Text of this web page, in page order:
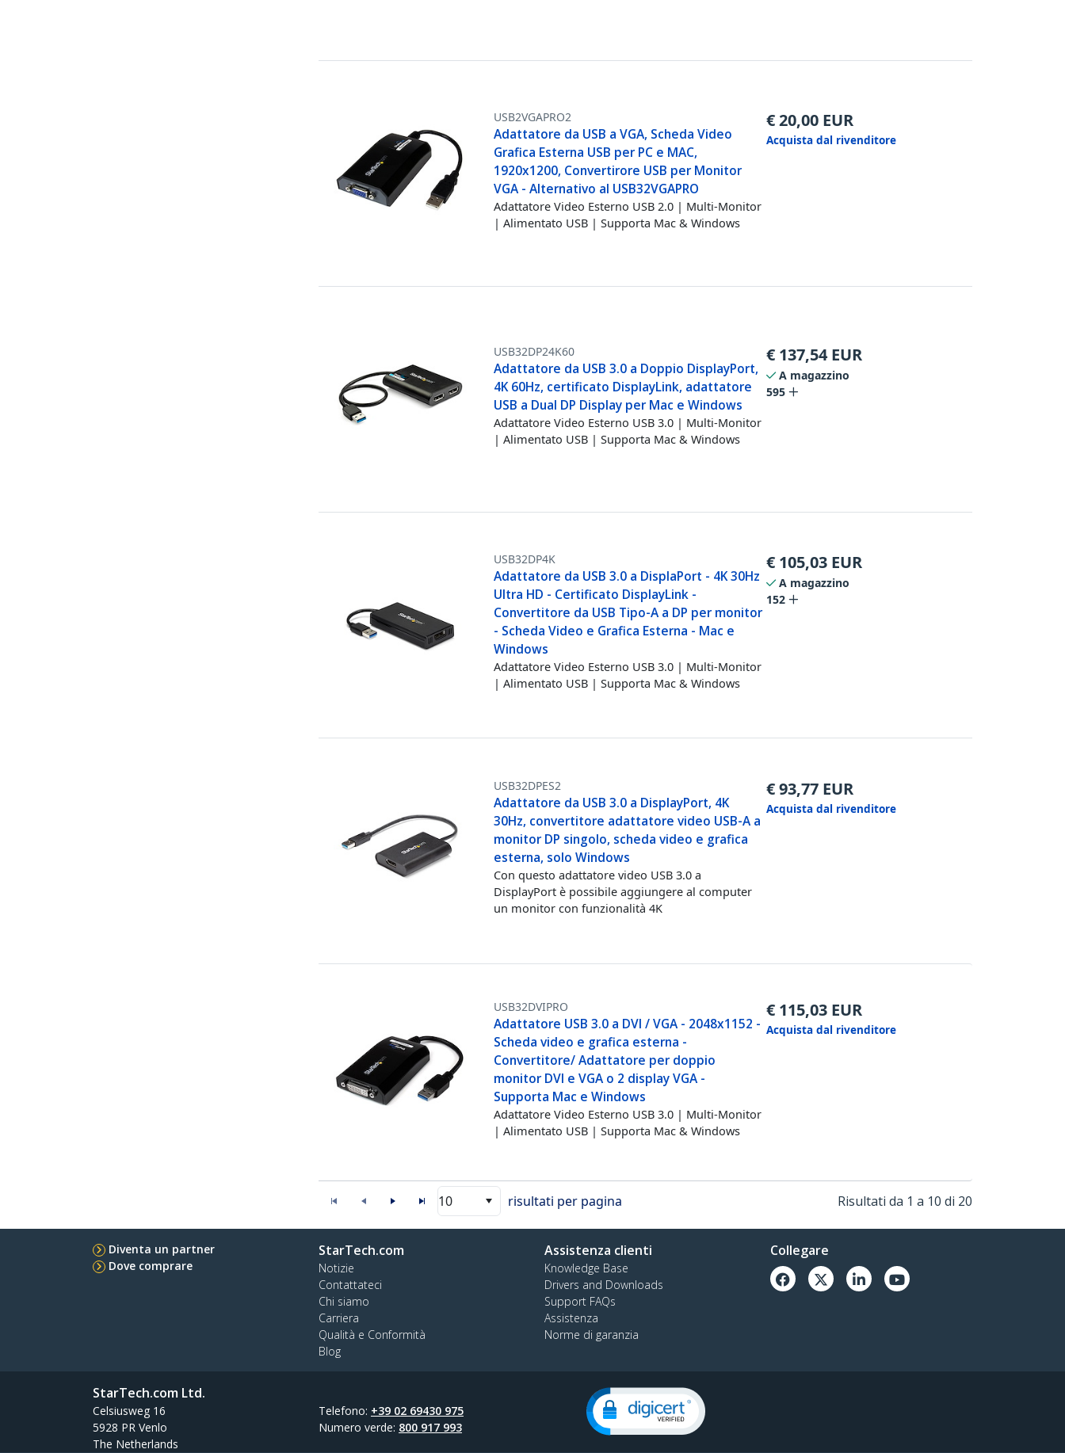
USB2VGAPRO2
Adattatore da USB a VGA, Scheda Video
Grafica Esterna USB per PC e MAC,
1920x1200, Convertirore USB per Monitor
VGA - Alternativo al USB32VGAPRO
Adattatore Video Esterno USB 2.0 | Multi-Monitor
| Alimentato USB | Supporta Mac & Windows
€20,00 EUR
Acquista dal rivenditore
USB32DP24K60
Adattatore da USB 3.0 a Doppio DisplayPort,
4K 60Hz, certificato DisplayLink, adattatore
USB a Dual DP Display per Mac e Windows
Adattatore Video Esterno USB 3.0 | Multi-Monitor
| Alimentato USB | Supporta Mac & Windows
€ 137,54 EUR
A magazzino
595
USB32DP4K
Adattatore da USB 3.0 a DisplaPort - 4K 30Hz
Ultra HD - Certificato DisplayLink -
Convertitore da USB Tipo-A a DP per monitor
- Scheda Video e Grafica Esterna - Mac e
Windows
Adattatore Video Esterno USB 3.0 | Multi-Monitor
| Alimentato USB | Supporta Mac & Windows
€ 105,03 EUR
A magazzino
152
USB32DPES2
Adattatore da USB 3.0 a DisplayPort, 4K
30Hz, convertitore adattatore video USB-A a
monitor DP singolo, scheda video e grafica
esterna, solo Windows
Con questo adattatore video USB 3.0 a
DisplayPort è possibile aggiungere al computer
un monitor con funzionalità 4K
€93,77 EUR
Acquista dal rivenditore
USB32DVIPRO
Adattatore USB 3.0 a DVI / VGA - 2048x1152 -
Scheda video e grafica esterna -
Convertitore/ Adattatore per doppio
monitor DVI e VGA o 2 display VGA -
Supporta Mac e Windows
Adattatore Video Esterno USB 3.0 | Multi-Monitor
| Alimentato USB | Supporta Mac & Windows
€ 115,03 EUR
Acquista dal rivenditore
10 risultati per pagina Risultati da 1 a 10 di 20
Diventa un partner
Dove comprare
StarTech.com
Notizie
Contattateci
Chi siamo
Carriera
Qualità e Conformità
Blog
Assistenza clienti
Knowledge Base
Drivers and Downloads
Support FAQs
Assistenza
Norme di garanzia
Collegare
StarTech.com Ltd.
Celsiusweg 16
5928 PR Venlo
The Netherlands
Telefono: +39 02 69430 975
Numero verde: 800 917 993